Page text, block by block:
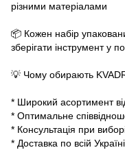
різними матеріалами
📦 Кожен набір
зберігати інструмент у
💡 Чому обирають
* Широкий асортимент
* Оптимальне
* Консультація при
* Доставка по всій Україні